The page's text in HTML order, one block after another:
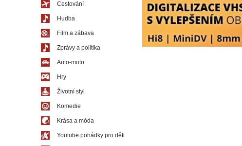
Cestování
Hudba
Film a zábava
Zprávy a politika
Auto-moto
Hry
Životní styl
Komedie
Krása a móda
Youtube pohádky pro děti